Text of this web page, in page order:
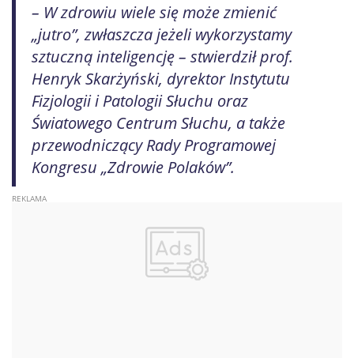
– W zdrowiu wiele się może zmienić
„jutro”, zwłaszcza jeżeli wykorzystamy
sztuczną inteligencję – stwierdził prof.
Henryk Skarżyński, dyrektor Instytutu
Fizjologii i Patologii Słuchu oraz
Światowego Centrum Słuchu, a także
przewodniczący Rady Programowej
Kongresu „Zdrowie Polaków”.